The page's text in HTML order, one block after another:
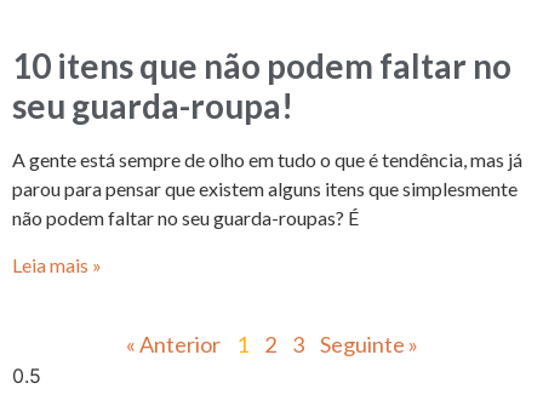
10 itens que não podem faltar no
seu guarda-roupa!
A gente está sempre de olho em tudo o que é tendência, mas já
parou para pensar que existem alguns itens que simplesmente
não podem faltar no seu guarda-roupas? É
Leia mais »
« Anterior 1 2 3 Seguinte »